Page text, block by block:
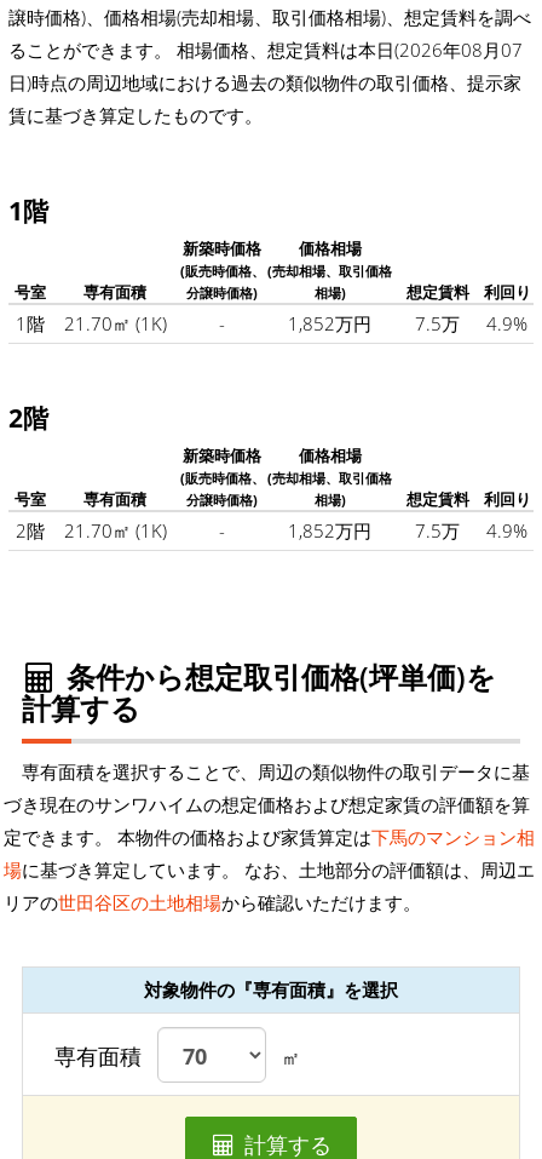
譲時価格)、価格相場(売却相場、取引価格相場)、想定賃料を調べ
ることができます。 相場価格、想定賃料は本日(2026年08月07
日)時点の周辺地域における過去の類似物件の取引価格、提示家
賃に基づき算定したものです。
1階
号室 専有面積
新築時価格
(販売時価格、
分譲時価格)
価格相場
(売却相場、取引価格
相場)
想定賃料 利回り
1階 21.70㎡ (1K) - 1,852万円 7.5万 4.9%
2階
号室 専有面積
新築時価格
(販売時価格、
分譲時価格)
価格相場
(売却相場、取引価格
相場)
想定賃料 利回り
2階 21.70㎡ (1K) - 1,852万円 7.5万 4.9%
条件から想定取引価格(坪単価)を
計算する
専有面積を選択することで、周辺の類似物件の取引データに基
づき現在のサンワハイムの想定価格および想定家賃の評価額を算
定できます。 本物件の価格および家賃算定は下馬のマンション相
場に基づき算定しています。 なお、土地部分の評価額は、周辺エ
リアの世田谷区の土地相場から確認いただけます。
対象物件の『専有面積』を選択
専有面積 ㎡
計算する